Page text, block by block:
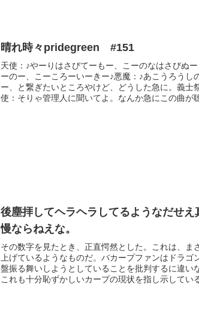
晴れ時々pridegreen #151
天使：♪やーりはさびてーもー、こーのなはさびぬ
ーのー、こーころーいーきー♪悪魔：♪あこうろうし
ー、と繋ぎたいところやけど、どうした急に。義士
使：そりゃ管理人に聞いてよ。なんか急にこの曲が
後塵拝してヘラヘラしてるようなだせえ
慢ならねえな。
その数字を見たとき、正直愕然とした。これは、ま
上げているようなものだ。バカープファンはドラゴ
盤振る舞いしようとしていることを批判するに違い
これも十分恥ずかしいカープの現状を指し示してい